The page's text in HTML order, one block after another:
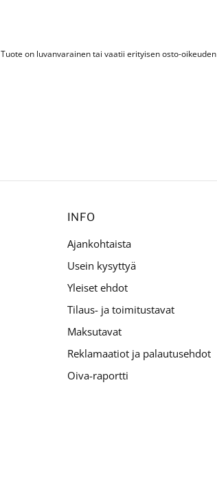
Tuote on luvanvarainen tai vaatii erityisen osto-oikeuden
INFO
Ajankohtaista
Usein kysyttyä
Yleiset ehdot
Tilaus- ja toimitustavat
Maksutavat
Reklamaatiot ja palautusehdot
Oiva-raportti